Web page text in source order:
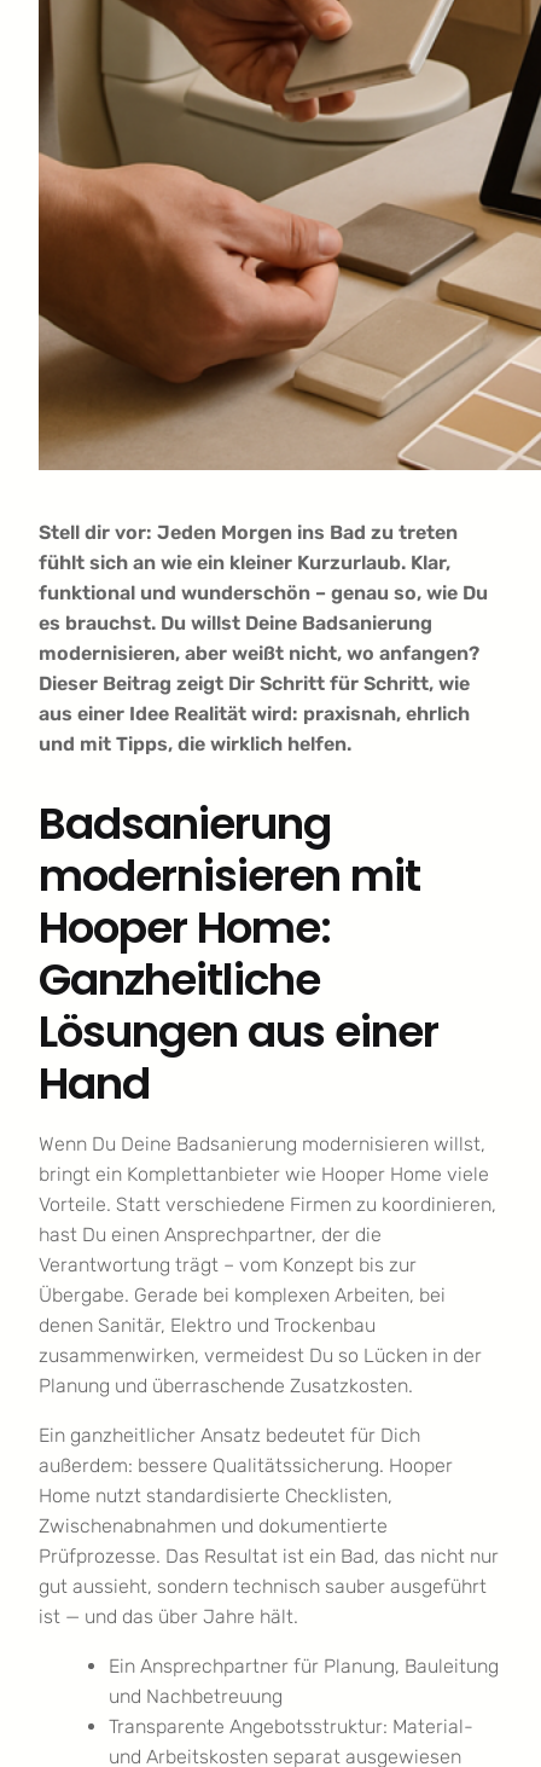
Stell dir vor: Jeden Morgen ins Bad zu treten
fühlt sich an wie ein kleiner Kurzurlaub. Klar,
funktional und wunderschön – genau so, wie Du
es brauchst. Du willst Deine Badsanierung
modernisieren, aber weißt nicht, wo anfangen?
Dieser Beitrag zeigt Dir Schritt für Schritt, wie
aus einer Idee Realität wird: praxisnah, ehrlich
und mit Tipps, die wirklich helfen.
Badsanierung
modernisieren mit
Hooper Home:
Ganzheitliche
Lösungen aus einer
Hand
Wenn Du Deine Badsanierung modernisieren willst,
bringt ein Komplettanbieter wie Hooper Home viele
Vorteile. Statt verschiedene Firmen zu koordinieren,
hast Du einen Ansprechpartner, der die
Verantwortung trägt – vom Konzept bis zur
Übergabe. Gerade bei komplexen Arbeiten, bei
denen Sanitär, Elektro und Trockenbau
zusammenwirken, vermeidest Du so Lücken in der
Planung und überraschende Zusatzkosten.
Ein ganzheitlicher Ansatz bedeutet für Dich
außerdem: bessere Qualitätssicherung. Hooper
Home nutzt standardisierte Checklisten,
Zwischenabnahmen und dokumentierte
Prüfprozesse. Das Resultat ist ein Bad, das nicht nur
gut aussieht, sondern technisch sauber ausgeführt
ist — und das über Jahre hält.
Ein Ansprechpartner für Planung, Bauleitung
und Nachbetreuung
Transparente Angebotsstruktur: Material-
und Arbeitskosten separat ausgewiesen